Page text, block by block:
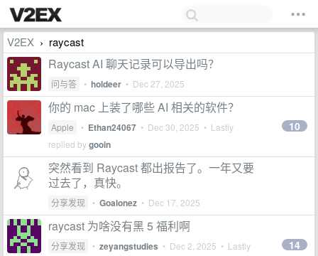
V2EX › raycast
Raycast AI 聊天记录可以导出吗？
问与答 • holdeer • Dec 27, 2025
你的 mac 上装了哪些 AI 相关的软件？
Apple • Ethan24067 • Dec 30, 2025 • Lastly
replied bygooin
10
突然看到 Raycast 都出报告了。一年又要
过去了，真快。
分享发现 • Goalonez • Dec 17, 2025
raycast 为啥没有黑 5 福利啊
分享发现 • zeyangstudies • Dec 2, 2025 • Lastly
14